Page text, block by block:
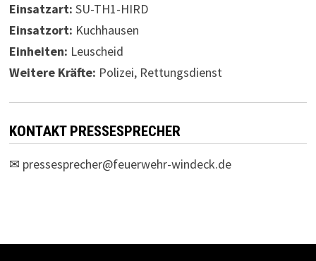
Einsatzart: SU-TH1-HIRD
Einsatzort: Kuchhausen
Einheiten: Leuscheid
Weitere Kräfte: Polizei, Rettungsdienst
KONTAKT PRESSESPRECHER
✉ pressesprecher@feuerwehr-windeck.de